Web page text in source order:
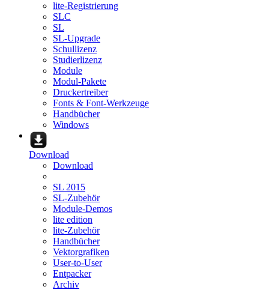
lite-Registrierung
SLC
SL
SL-Upgrade
Schullizenz
Studierlizenz
Module
Modul-Pakete
Druckertreiber
Fonts & Font-Werkzeuge
Handbücher
Windows
Download
Download
SL 2015
SL-Zubehör
Module-Demos
lite edition
lite-Zubehör
Handbücher
Vektorgrafiken
User-to-User
Entpacker
Archiv